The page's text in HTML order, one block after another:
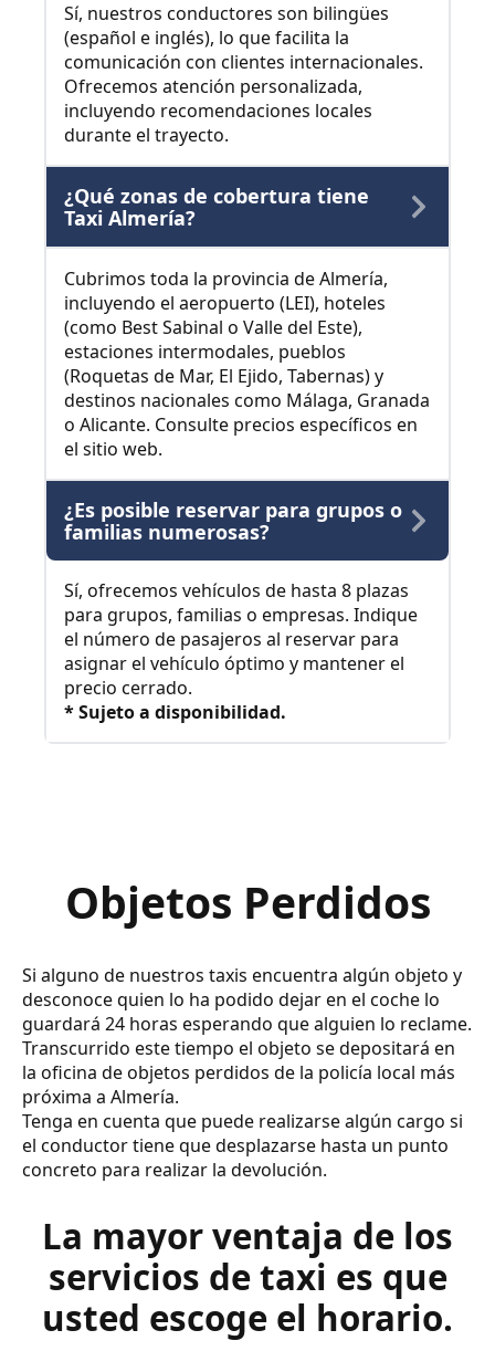
Sí, nuestros conductores son bilingües
(español e inglés), lo que facilita la
comunicación con clientes internacionales.
Ofrecemos atención personalizada,
incluyendo recomendaciones locales
durante el trayecto.
¿Qué zonas de cobertura tiene
Taxi Almería?
Cubrimos toda la provincia de Almería,
incluyendo el aeropuerto (LEI), hoteles
(como Best Sabinal o Valle del Este),
estaciones intermodales, pueblos
(Roquetas de Mar, El Ejido, Tabernas) y
destinos nacionales como Málaga, Granada
o Alicante. Consulte precios específicos en
el sitio web.
¿Es posible reservar para grupos o
familias numerosas?
Sí, ofrecemos vehículos de hasta 8 plazas
para grupos, familias o empresas. Indique
el número de pasajeros al reservar para
asignar el vehículo óptimo y mantener el
precio cerrado.
* Sujeto a disponibilidad.
Objetos Perdidos
Si alguno de nuestros taxis encuentra algún objeto y
desconoce quien lo ha podido dejar en el coche lo
guardará 24 horas esperando que alguien lo reclame.
Transcurrido este tiempo el objeto se depositará en
la oficina de objetos perdidos de la policía local más
próxima a Almería.
Tenga en cuenta que puede realizarse algún cargo si
el conductor tiene que desplazarse hasta un punto
concreto para realizar la devolución.
La mayor ventaja de los
servicios de taxi es que
usted escoge el horario.